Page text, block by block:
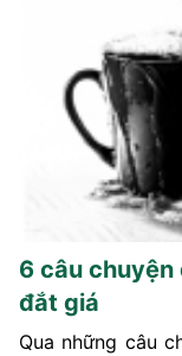
6 câu
đắt giá
Qua những câu